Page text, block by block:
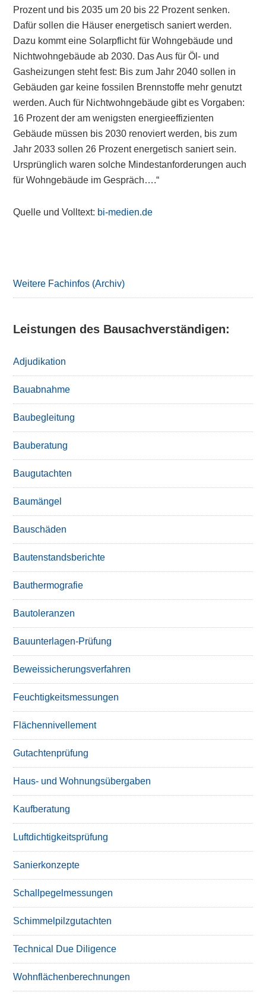
Prozent und bis 2035 um 20 bis 22 Prozent senken.
Dafür sollen die Häuser energetisch saniert werden.
Dazu kommt eine Solarpflicht für Wohngebäude und
Nichtwohngebäude ab 2030. Das Aus für Öl- und
Gasheizungen steht fest: Bis zum Jahr 2040 sollen in
Gebäuden gar keine fossilen Brennstoffe mehr genutzt
werden. Auch für Nichtwohngebäude gibt es Vorgaben:
16 Prozent der am wenigsten energieeffizienten
Gebäude müssen bis 2030 renoviert werden, bis zum
Jahr 2033 sollen 26 Prozent energetisch saniert sein.
Ursprünglich waren solche Mindestanforderungen auch
für Wohngebäude im Gespräch….“
Quelle und Volltext: bi-medien.de
Weitere Fachinfos (Archiv)
Leistungen des Bausachverständigen:
Adjudikation
Bauabnahme
Baubegleitung
Bauberatung
Baugutachten
Baumängel
Bauschäden
Bautenstandsberichte
Bauthermografie
Bautoleranzen
Bauunterlagen-Prüfung
Beweissicherungsverfahren
Feuchtigkeitsmessungen
Flächennivellement
Gutachtenprüfung
Haus- und Wohnungsübergaben
Kaufberatung
Luftdichtigkeitsprüfung
Sanierkonzepte
Schallpegelmessungen
Schimmelpilzgutachten
Technical Due Diligence
Wohnflächenberechnungen